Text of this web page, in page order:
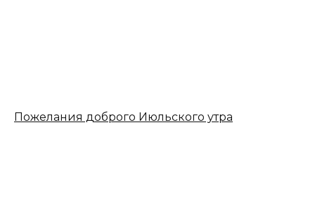
Пожелания доброго Июльского утра